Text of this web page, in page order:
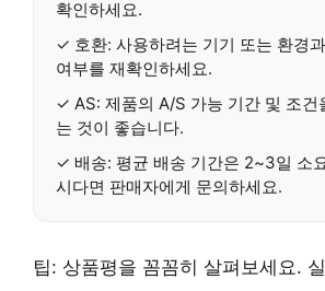
확인하세요.
✓ 호환: 사용하려는 기기 또는 환경
여부를 재확인하세요.
✓ AS: 제품의 A/S 가능 기간 및 조건
는 것이 좋습니다.
✓ 배송: 평균 배송 기간은 2~3일 소
시다면 판매자에게 문의하세요.
팁: 상품평을 꼼꼼히 살펴보세요.